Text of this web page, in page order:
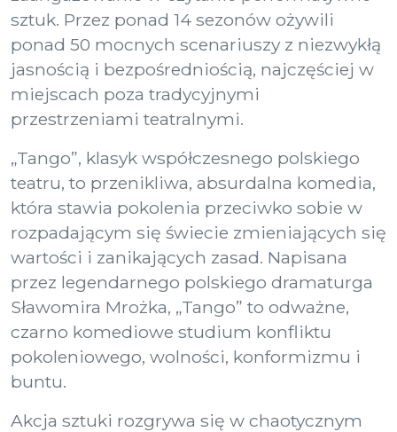
sztuk. Przez ponad 14 sezonów ożywili
ponad 50 mocnych scenariuszy z niezwykłą
jasnością i bezpośredniością, najczęściej w
miejscach poza tradycyjnymi
przestrzeniami teatralnymi.
„Tango”, klasyk współczesnego polskiego
teatru, to przenikliwa, absurdalna komedia,
która stawia pokolenia przeciwko sobie w
rozpadającym się świecie zmieniających się
wartości i zanikających zasad. Napisana
przez legendarnego polskiego dramaturga
Sławomira Mrożka, „Tango” to odważne,
czarno komediowe studium konfliktu
pokoleniowego, wolności, konformizmu i
buntu.
Akcja sztuki rozgrywa się w chaotycznym